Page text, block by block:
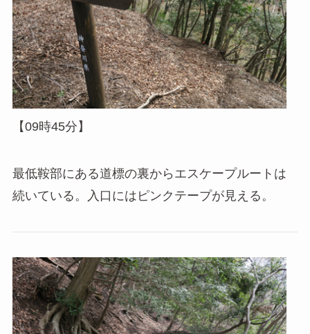
【09時45分】
最低鞍部にある道標の裏からエスケープルートは
続いている。入口にはピンクテープが見える。